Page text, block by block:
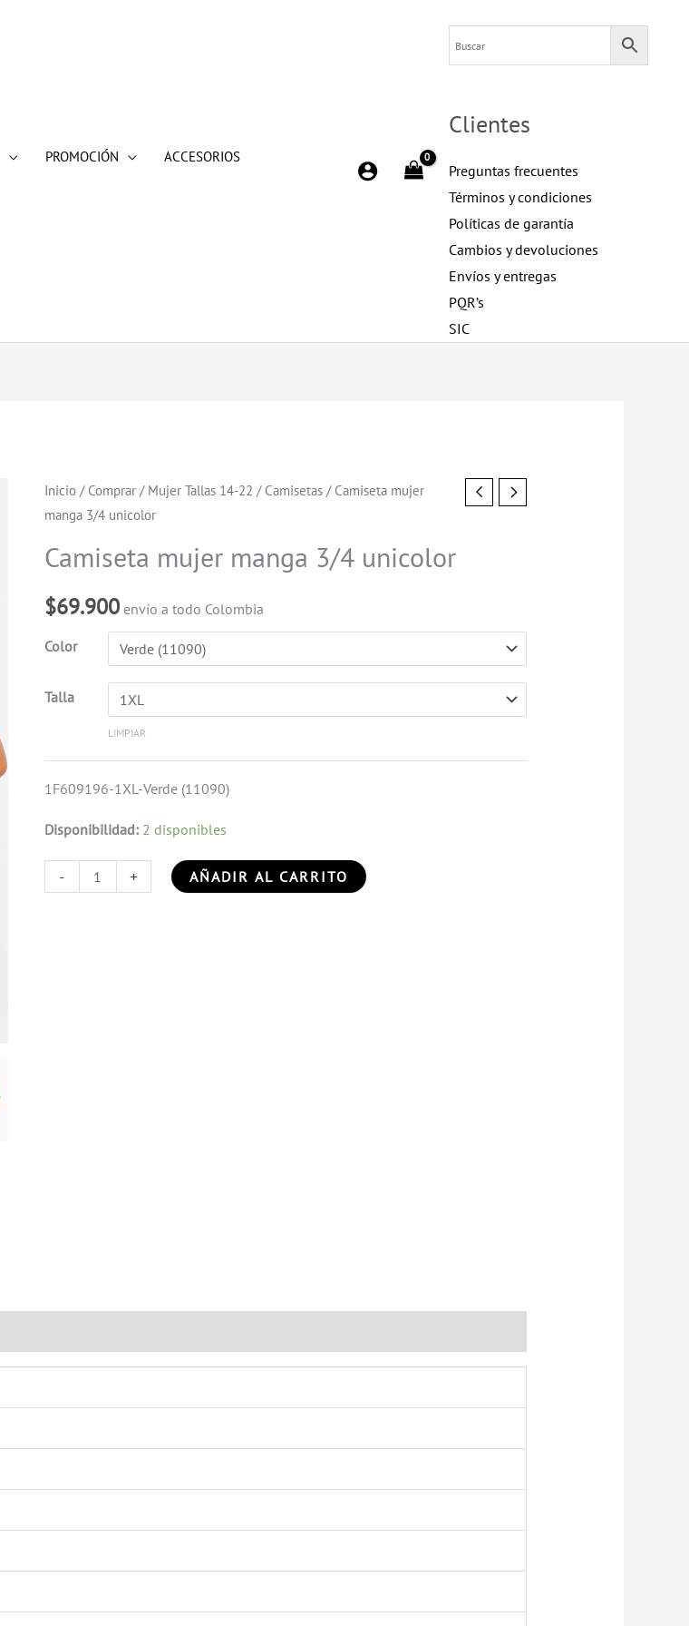
PROMOCIÓN
ACCESORIOS
Clientes
Preguntas frecuentes
Términos y condiciones
Políticas de garantía
Cambios y devoluciones
Envíos y entregas
PQR’s
SIC
Inicio/ Comprar/ Mujer Tallas 14-22 / Camisetas/ Camiseta mujer
manga 3/4 unicolor
Camiseta mujer manga 3/4 unicolor
$69.900 envío a todo Colombia
Color
Talla
LIMPIAR
1F609196-1XL-Verde (11090)
Disponibilidad: 2 disponibles
-
Camiseta
mujer
3/4
unicolor
cantidad
+ AÑADIR AL CARRITO